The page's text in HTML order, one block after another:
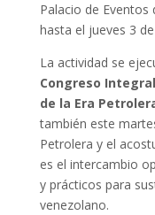
Palacio de Eventos
hasta el jueves 3
La actividad se
Congreso
de la Era
también este
Petrolera y el
es el intercambio
y prácticos para
venezolano.